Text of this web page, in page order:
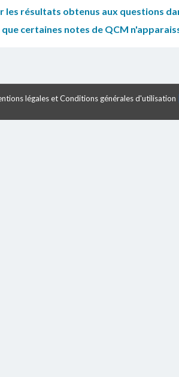
les résultats obtenus aux questions
certaines notes de QCM
légales et Conditions générales d'utilisation